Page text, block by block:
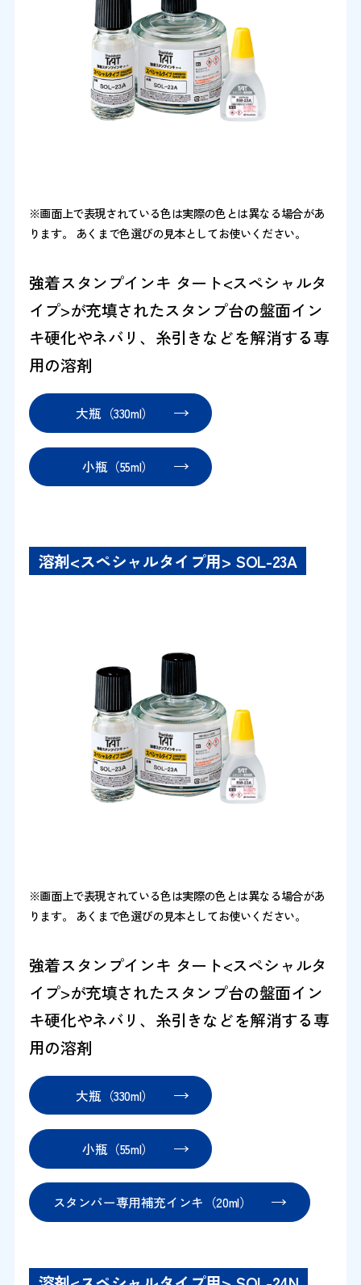
※画面上で表現されている色は実際の色とは異なる場合があ
ります。 あくまで色選びの見本としてお使いください。
強着スタンプインキ タート<スペシャルタ
イプ>が充填されたスタンプ台の盤面イン
キ硬化やネバリ、糸引きなどを解消する専
用の溶剤
大瓶（330ml）
小瓶（55ml）
溶剤<スペシャルタイプ用> SOL-23A
※画面上で表現されている色は実際の色とは異なる場合があ
ります。 あくまで色選びの見本としてお使いください。
強着スタンプインキ タート<スペシャルタ
イプ>が充填されたスタンプ台の盤面イン
キ硬化やネバリ、糸引きなどを解消する専
用の溶剤
大瓶（330ml）
小瓶（55ml）
スタンパー専用補充インキ（20ml）